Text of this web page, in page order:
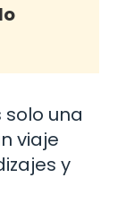
solo una
viaje
y